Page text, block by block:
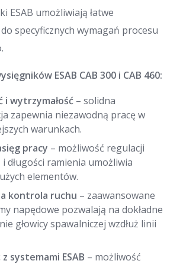
ESAB umożliwiają łatwe
specyficznych wymagań procesu
ESAB CAB 300 i CAB 460:
i wytrzymałość – solidna
zapewnia niezawodną pracę w
warunkach.
pracy – możliwość regulacji
długości ramienia umożliwia
elementów.
kontrola ruchu – zaawansowane
napędowe pozwalają na dokładne
głowicy spawalniczej wzdłuż linii
systemami ESAB – możliwość